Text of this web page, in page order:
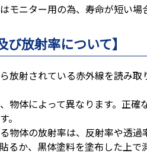
モニター用の為、寿命が短い場
び放射率について】
放射されている赤外線を読み
物体によって異なります。正
。
物体の放射率は、反射率や透
るか、黒体塗料を塗布した上で